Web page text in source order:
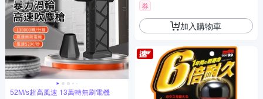
52M/s超高風速 13萬轉無刷電機
券
加入購物車